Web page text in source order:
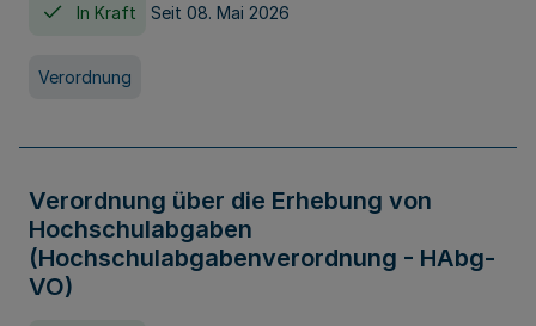
In Kraft Seit 08. Mai 2026
Verordnung
Verordnung über die Erhebung von
Hochschulabgaben
(Hochschulabgabenverordnung - HAbg-
VO)